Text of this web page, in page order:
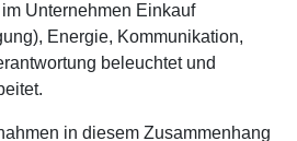
Unternehmen Einkauf
Energie, Kommunikation,
beleuchtet und
in diesem Zusammenhang